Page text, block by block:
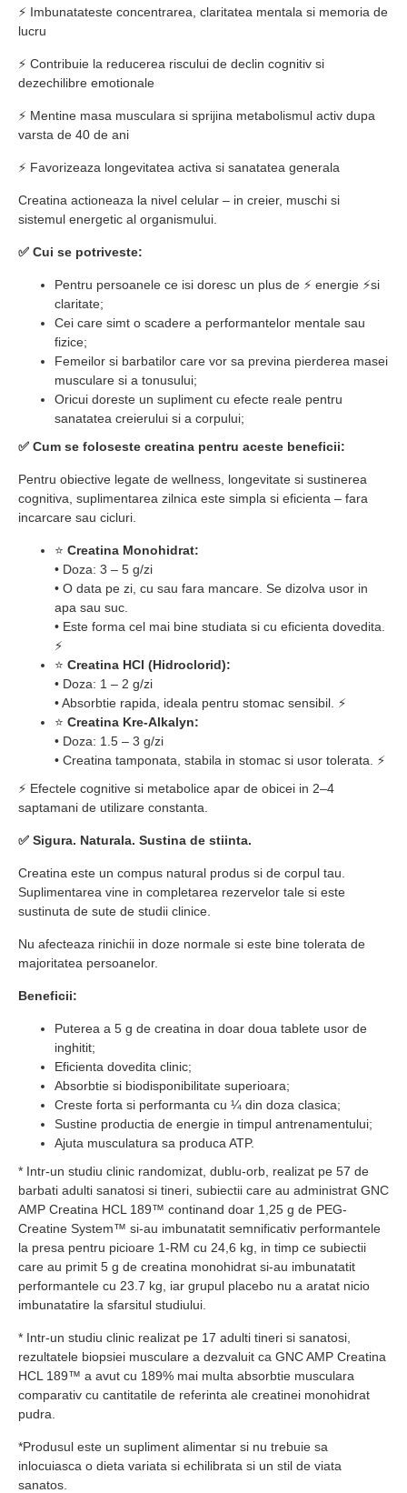
⚡ Imbunatateste concentrarea, claritatea mentala si memoria de
lucru
⚡ Contribuie la reducerea riscului de declin cognitiv si
dezechilibre emotionale
⚡ Mentine masa musculara si sprijina metabolismul activ dupa
varsta de 40 de ani
⚡ Favorizeaza longevitatea activa si sanatatea generala
Creatina actioneaza la nivel celular – in creier, muschi si
sistemul energetic al organismului.
✅ Cui se potriveste:
Pentru persoanele ce isi doresc un plus de ⚡ energie ⚡si
claritate;
Cei care simt o scadere a performantelor mentale sau
fizice;
Femeilor si barbatilor care vor sa previna pierderea masei
musculare si a tonusului;
Oricui doreste un supliment cu efecte reale pentru
sanatatea creierului si a corpului;
✅ Cum se foloseste creatina pentru aceste beneficii:
Pentru obiective legate de wellness, longevitate si sustinerea
cognitiva, suplimentarea zilnica este simpla si eficienta – fara
incarcare sau cicluri.
⭐ Creatina Monohidrat:
• Doza: 3 – 5 g/zi
• O data pe zi, cu sau fara mancare. Se dizolva usor in
apa sau suc.
• Este forma cel mai bine studiata si cu eficienta dovedita.
⚡
⭐ Creatina HCl (Hidroclorid):
• Doza: 1 – 2 g/zi
• Absorbtie rapida, ideala pentru stomac sensibil. ⚡
⭐ Creatina Kre-Alkalyn:
• Doza: 1.5 – 3 g/zi
• Creatina tamponata, stabila in stomac si usor tolerata. ⚡
⚡ Efectele cognitive si metabolice apar de obicei in 2–4
saptamani de utilizare constanta.
✅ Sigura. Naturala. Sustina de stiinta.
Creatina este un compus natural produs si de corpul tau.
Suplimentarea vine in completarea rezervelor tale si este
sustinuta de sute de studii clinice.
Nu afecteaza rinichii in doze normale si este bine tolerata de
majoritatea persoanelor.
Beneficii:
Puterea a 5 g de creatina in doar doua tablete usor de
inghitit;
Eficienta dovedita clinic;
Absorbtie si biodisponibilitate superioara;
Creste forta si performanta cu ¼ din doza clasica;
Sustine productia de energie in timpul antrenamentului;
Ajuta musculatura sa produca ATP.
* Intr-un studiu clinic randomizat, dublu-orb, realizat pe 57 de
barbati adulti sanatosi si tineri, subiectii care au administrat GNC
AMP Creatina HCL 189™ continand doar 1,25 g de PEG-
Creatine System™ si-au imbunatatit semnificativ performantele
la presa pentru picioare 1-RM cu 24,6 kg, in timp ce subiectii
care au primit 5 g de creatina monohidrat si-au imbunatatit
performantele cu 23.7 kg, iar grupul placebo nu a aratat nicio
imbunatatire la sfarsitul studiului.
* Intr-un studiu clinic realizat pe 17 adulti tineri si sanatosi,
rezultatele biopsiei musculare a dezvaluit ca GNC AMP Creatina
HCL 189™ a avut cu 189% mai multa absorbtie musculara
comparativ cu cantitatile de referinta ale creatinei monohidrat
pudra.
*Produsul este un supliment alimentar si nu trebuie sa
inlocuiasca o dieta variata si echilibrata si un stil de viata
sanatos.